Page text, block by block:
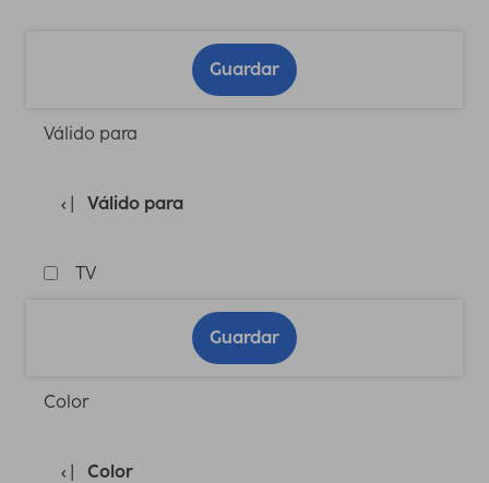
Guardar
Válido para
Válido para
TV
Guardar
Color
Color